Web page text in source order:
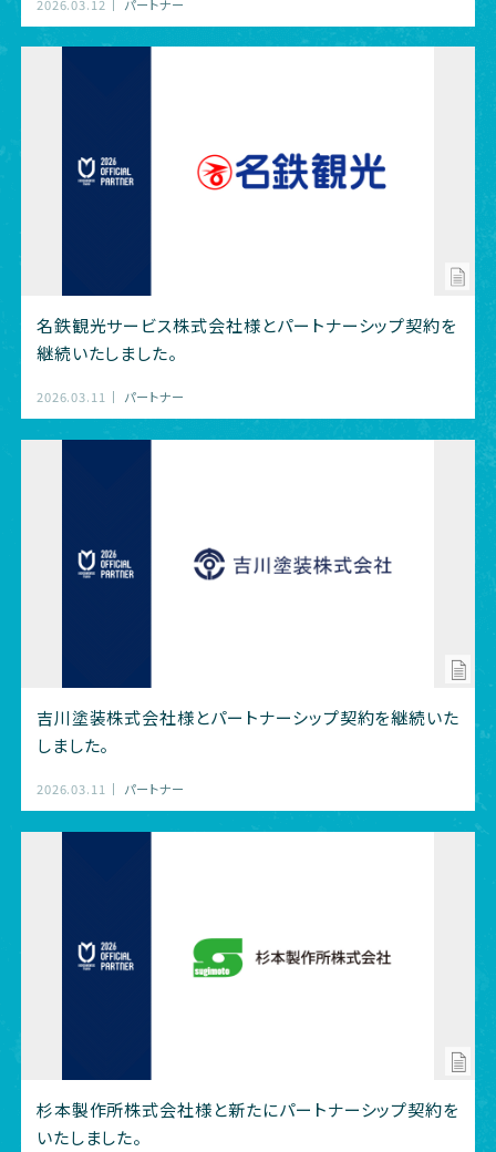
2026.03.12 パートナー
名鉄観光サービス株式会社様とパートナーシップ契約を
継続いたしました。
2026.03.11 パートナー
吉川塗装株式会社様とパートナーシップ契約を継続いた
しました。
2026.03.11 パートナー
杉本製作所株式会社様と新たにパートナーシップ契約を
いたしました。